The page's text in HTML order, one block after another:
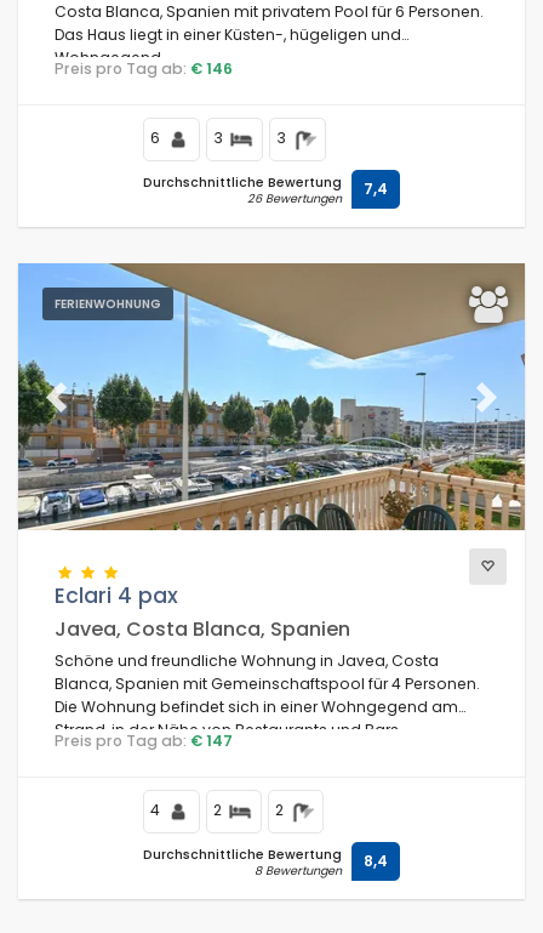
Costa Blanca, Spanien mit privatem Pool für 6 Personen.
Das Haus liegt in einer Küsten-, hügeligen und
Wohngegend.
Preis pro Tag ab: € 146
6 3 3
Durchschnittliche Bewertung
26 Bewertungen 7,4
FERIENWOHNUNG
Previous Next
Eclari 4 pax
Javea, Costa Blanca, Spanien
Schöne und freundliche Wohnung in Javea, Costa
Blanca, Spanien mit Gemeinschaftspool für 4 Personen.
Die Wohnung befindet sich in einer Wohngegend am
Strand, in der Nähe von Restaurants und Bars,
Geschäften, Supermärkten und einem Tennisplatz, 500
Mittelmeer entfernt.
Preis pro Tag ab: € 147
4 2 2
Durchschnittliche Bewertung
8 Bewertungen 8,4